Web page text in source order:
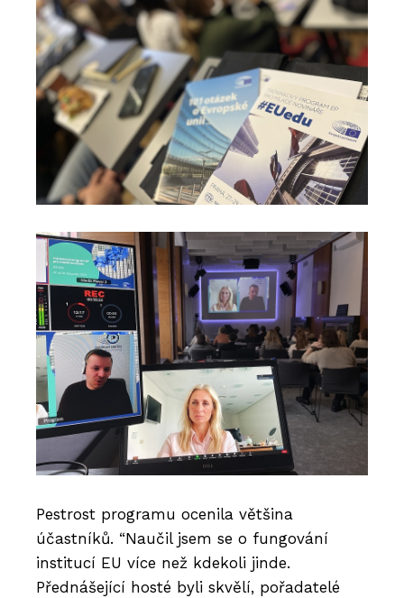
Pestrost programu ocenila většina
účastníků. “Naučil jsem se o fungování
institucí EU více než kdekoli jinde.
Přednášející hosté byli skvělí, pořadatelé